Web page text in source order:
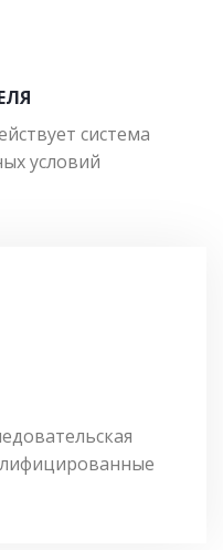
система
условий